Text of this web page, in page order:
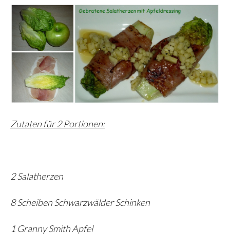
Zutaten für 2 Portionen:
2 Salatherzen
8 Scheiben Schwarzwälder Schinken
1 Granny Smith Apfel